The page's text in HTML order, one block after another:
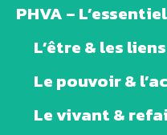
PHVA –
L’être & les liens
Le pouvoir &
Le vivant &